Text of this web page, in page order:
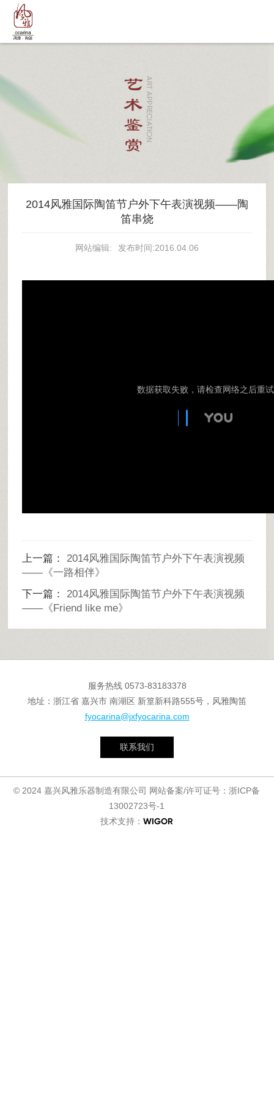
ART APPRECIATION
艺术鉴赏
2014风雅国际陶笛节户外下午表演视频——陶
笛串烧
网站编辑: 发布时间:2016.04.06
上一篇：
2014风雅国际陶笛节户外下午表演视频
——《一路相伴》
下一篇：
2014风雅国际陶笛节户外下午表演视频
——《Friend like me》
服务热线 0573-83183378
地址：浙江省 嘉兴市 南湖区 新篁新科路555号，风雅陶笛
fyocarina@jxfyocarina.com
联系我们
© 2024 嘉兴风雅乐器制造有限公司 网站备案/许可证号：浙ICP备
13002723号-1
技术支持：WIGOR